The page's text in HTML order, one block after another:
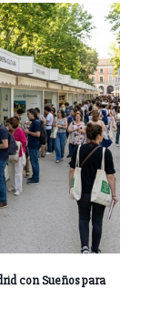
con Sueños para